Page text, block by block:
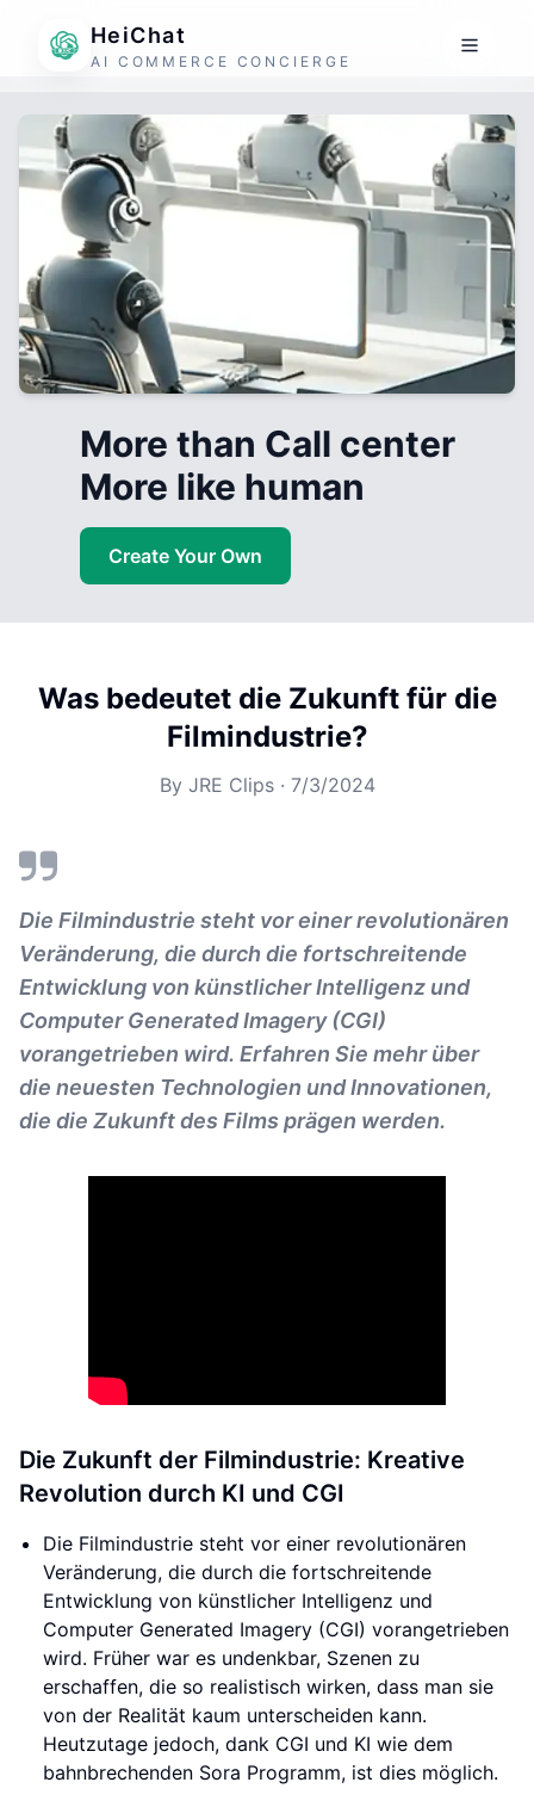
HeiChat
AI COMMERCE CONCIERGE
More than Call center
More like human
Create Your Own
Was bedeutet die Zukunft für die
Filmindustrie?
By JRE Clips· 7/3/2024
Die Filmindustrie steht vor einer revolutionären
Veränderung, die durch die fortschreitende
Entwicklung von künstlicher Intelligenz und
Computer Generated Imagery (CGI)
vorangetrieben wird. Erfahren Sie mehr über
die neuesten Technologien und Innovationen,
die die Zukunft des Films prägen werden.
Die Zukunft der Filmindustrie: Kreative
Revolution durch KI und CGI
Die Filmindustrie steht vor einer revolutionären
Veränderung, die durch die fortschreitende
Entwicklung von künstlicher Intelligenz und
Computer Generated Imagery (CGI) vorangetrieben
wird. Früher war es undenkbar, Szenen zu
erschaffen, die so realistisch wirken, dass man sie
von der Realität kaum unterscheiden kann.
Heutzutage jedoch, dank CGI und KI wie dem
bahnbrechenden Sora Programm, ist dies möglich.